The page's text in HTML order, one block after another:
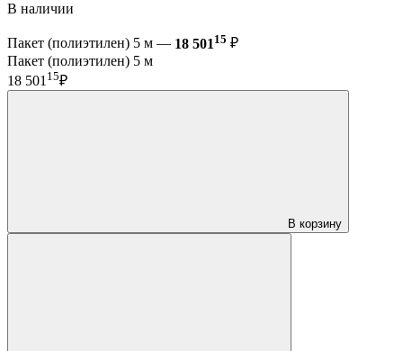
В наличии
Пакет (полиэтилен) 5 м — 18 501 15 ₽
Пакет (полиэтилен) 5 м
18 501 15₽
В корзину